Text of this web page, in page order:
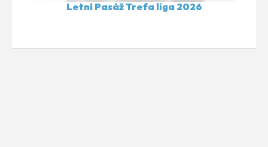
Letní Pasáž Trefa liga 2026